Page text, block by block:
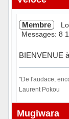
Membre
Messages: 8
BIENVENUE
"De l'audace,
Laurent Pokou
Hors ligne
Mugiwara